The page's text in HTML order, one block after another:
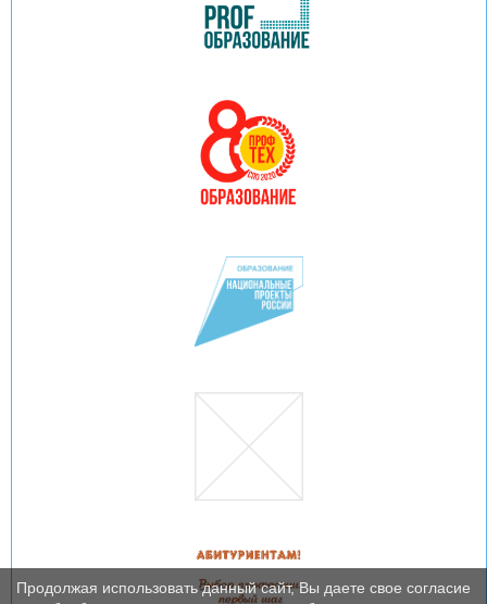
Продолжая использовать данный сайт, Вы даете свое согласие